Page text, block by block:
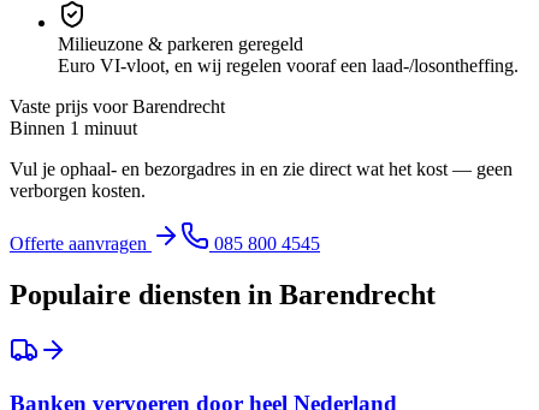
Milieuzone & parkeren geregeld
Euro VI-vloot, en wij regelen vooraf een laad-/losontheffing.
Vaste prijs voorBarendrecht
Binnen 1 minuut
Vul je ophaal- en bezorgadres in en zie direct wat het kost — geen
verborgen kosten.
Offerte aanvragen 085 800 4545
Populaire diensten in Barendrecht
Banken vervoeren door heel Nederland